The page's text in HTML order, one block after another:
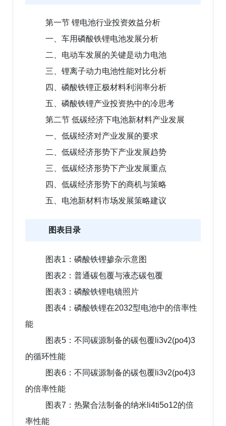
第一节 锂电池行业投资效益分析
一、车用磷酸铁锂电池发展分析
二、电动车发展的关键是动力电池
三、锂离子动力电池性能对比分析
四、磷酸铁锂正极材料利润率分析
五、磷酸铁锂产业投资热中的冷思考
第二节 低碳经济下电池新材料产业发展
一、低碳经济对产业发展的要求
二、低碳经济形势下产业发展趋势
三、低碳经济形势下产业发展重点
四、低碳经济形势下的商机与策略
五、电池新材料市场发展策略建议
图表目录
图表1：磷酸铁锂掺杂示意图
图表2：普通碳包覆与液态碳包覆
图表3：磷酸铁锂电镜照片
图表4：磷酸铁锂在2032型电池中的倍率性
能
图表5：不同碳源制备的碳包覆li3v2(po4)3
的循环性能
图表6：不同碳源制备的碳包覆li3v2(po4)3
的倍率性能
图表7：热聚合法制备的纳米li4ti5o12的倍
率性能